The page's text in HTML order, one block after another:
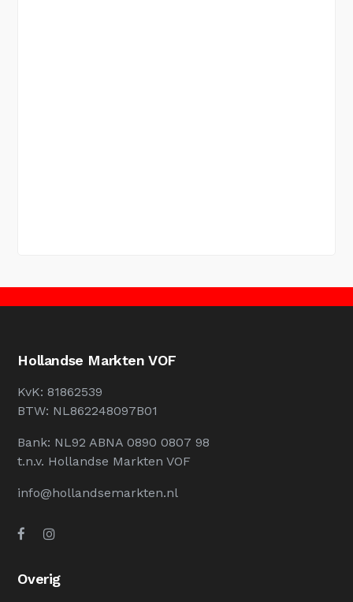
Hollandse Markten VOF
KvK: 81862539
BTW: NL862248097B01
Bank: NL92 ABNA 0890 0807 98
t.n.v. Hollandse Markten VOF
info@hollandsemarkten.nl
Overig